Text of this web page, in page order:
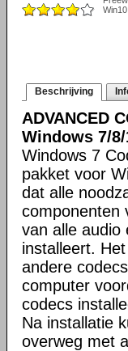
Beschrijving
ADVANCED
Windows 7/8/
Windows 7
pakket voor
dat alle
componenten
van alle audio
installeert.
andere
computer
codecs
Na installatie
overweg met